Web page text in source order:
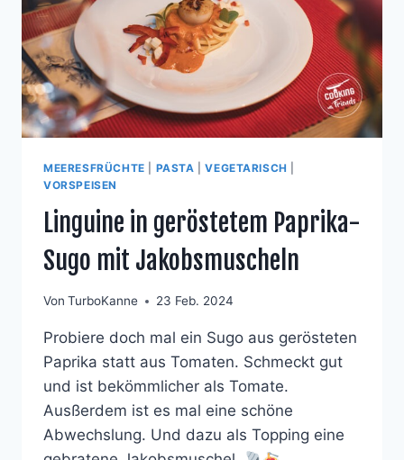
MEERESFRÜCHTE PASTA |VEGETARISCH
VORSPEISEN
Linguine in geröstetem Paprika-
Sugo mit Jakobsmuscheln
Von TurboKanne 23 Feb. 2024
Probiere doch mal ein Sugo aus gerösteten
Paprika statt aus Tomaten. Schmeckt gut
und ist bekömmlicher als Tomate.
Ausßerdem ist es mal eine schöne
Abwechslung. Und dazu als Topping eine